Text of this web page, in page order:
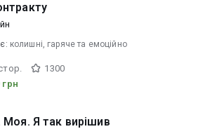
колишні, гаряче та емоційно
1300
грн
Моя. Я так вирішив